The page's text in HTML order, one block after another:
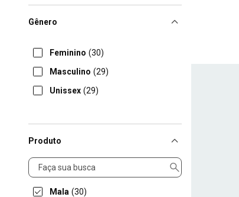
Gênero
Feminino (30)
Masculino (29)
Unissex (29)
Produto
Produto
Mala (30)